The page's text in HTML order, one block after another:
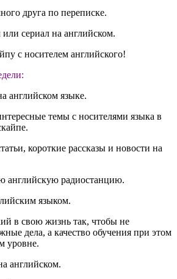
друга по переписке.
сериал на английском.
с носителем английского!
английском языке.
темы с носителями языка в
короткие рассказы и новости на
радиостанцию.
языком.
в свою жизнь так, чтобы не
дела, а качество обучения при этом
уровне.
английском.